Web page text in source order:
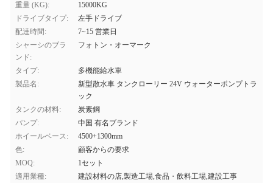
重量 (KG):
15000KG
ドライブタイプ:
左手ドライブ
配達時間:
7~15 営業日
シャーシのブラ
ンド:
フォトン・オーマーク
タイプ:
多機能給水車
製品名:
新型散水車 タンクローリー 24V ウォーターポンプトラ
ック
タンクの材料:
炭素鋼
パンプ:
中国 有名ブランド
ホイールベース:
4500+1300mm
色:
顧客からの要求
MOQ:
1セット
適用業種:
建設材料の店,製造工場,食品・飲料工場,建設工事